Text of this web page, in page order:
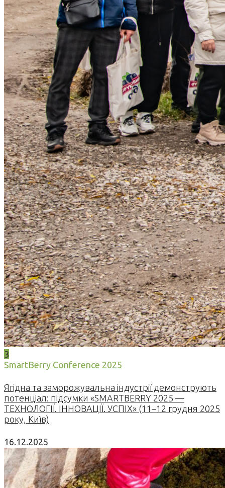
3
SmartBerry Conference 2025
Ягідна та заморожувальна індустрії демонструють
потенціал: підсумки «SMARTBERRY 2025 —
ТЕХНОЛОГІЇ. ІННОВАЦІЇ. УСПІХ» (11–12 грудня 2025
року, Київ)
16.12.2025